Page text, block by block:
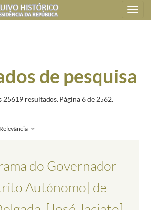
Toggle
navigation
de pesquisa
25619 resultados.Página 6 de 2562.
Relevância
do Governador
Autónomo] de